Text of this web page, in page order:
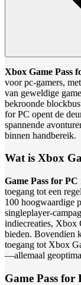
Xbox Game Pass
voor pc-gamers,
van geweldige
bekroonde
for PC opent de
spannende
binnen handbereik.
Wat is Xbox
Game Pass for PC
toegang tot een
100 hoogwaardige
singleplayer-
indiecreaties, Xbox
bieden. Bovendien
toegang tot Xbox
—allemaal
Game Pass for